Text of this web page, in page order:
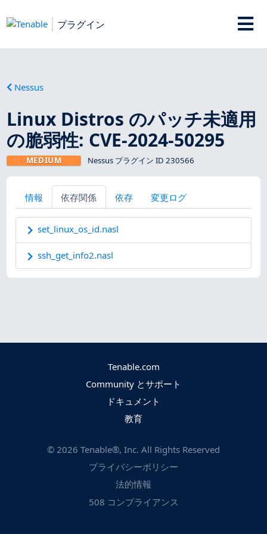
プラグイン
Nessus
Linux Distros のパッチ未適用
の脆弱性: CVE-2024-50295
MEDIUM Nessus プラグイン ID 230566
情報 依存関係 依存 変更ログ
set_linux_os_id.nasl
ssh_get_info2.nasl
Tenable.com
Community とサポート
ドキュメント
教育
© 2026 Tenable®, Inc. All Rights Reserved
プライバシーポリシー
法的情報
508 コンプライアンス